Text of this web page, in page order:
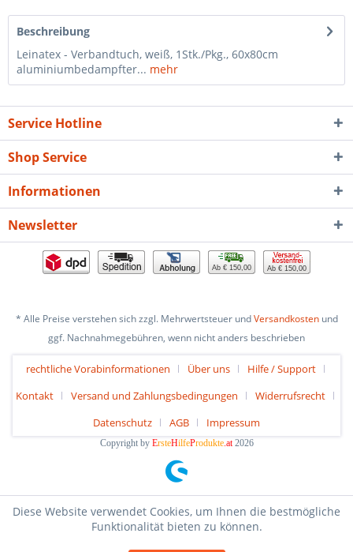
Beschreibung
Leinatex - Verbandtuch, weiß, 1Stk./Pkg., 60x80cm
aluminiumbedampfter... mehr
Service Hotline
Shop Service
Informationen
Newsletter
Ab € 150,00 Ab € 150,00
* Alle Preise verstehen sich zzgl. Mehrwertsteuer undVersandkostenund
ggf. Nachnahmegebühren, wenn nicht anders beschrieben
rechtliche Vorabinformationen Über uns
Hilfe / Support
Kontakt
Versand und Zahlungsbedingungen
Widerrufsrecht
Datenschutz
AGB Impressum
Copyright by ErsteHilfeProdukte.at2026
Diese Website verwendet Cookies, um Ihnen die bestmögliche
Funktionalität bieten zu können.